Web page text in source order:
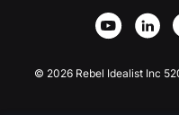
Partenariat d'affiliation
Bibliothèque
Application de don
Don Joomla
© 2026 Rebel Idealist Inc